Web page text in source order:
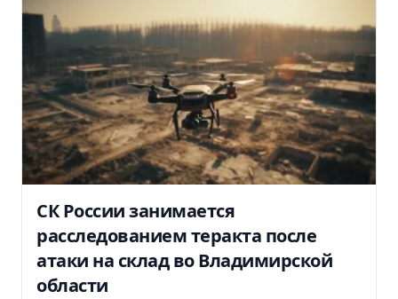
СК России занимается
расследованием теракта после
атаки на склад во Владимирской
области